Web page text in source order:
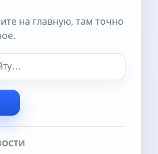
на главную, там точно